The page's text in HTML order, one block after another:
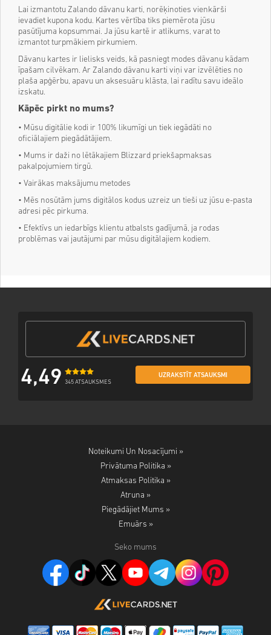
Lai izmantotu Zalando dāvanu karti, norēķinoties vienkārši
ievadiet kupona kodu. Kartes vērtība tiks piemērota jūsu
pasūtījuma kopsummai. Ja jūsu kartē ir atlikums, varat to
izmantot turpmākiem pirkumiem.
Dāvanu kartes ir lielisks veids, kā pasniegt modes dāvanu kādam
īpašam cilvēkam. Ar Zalando dāvanu karti viņi var izvēlēties no
plaša apģērbu, apavu un aksesuāru klāsta, lai radītu savu ideālo
izskatu.
Kāpēc pirkt no mums?
• Mūsu digitālie kodi ir 100% likumīgi un tiek iegādāti no
oficiālajiem piegādātājiem.
• Mums ir daži no lētākajiem Blizzard priekšapmaksas
pakalpojumiem tirgū.
• Vairākas maksājumu metodes
• Mēs nosūtām jums digitālos kodus uzreiz un tieši uz jūsu e-pasta
adresi pēc pirkuma.
• Efektīvs un iedarbīgs klientu atbalsts gadījumā, ja rodas
problēmas vai jautājumi par mūsu digitālajiem kodiem.
4,49 345 ATSAUKSMES
UZRAKSTĪT ATSAUKSMI
Noteikumi Un Nosacījumi »
Privātuma Politika »
Atmaksas Politika »
Atruna »
Piegādājiet Mums »
Emuārs »
Seko mums